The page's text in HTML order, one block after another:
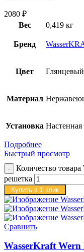
2080 ₽
Вес
0,419 кг
Бренд
Цвет
Материал
Установка Настенная
Подробнее
Быстрый просмотр
Количество
решетка
Купить в 1 клик
Сравнить
WasserKraft